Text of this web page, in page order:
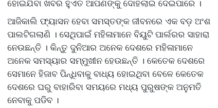
ହୋଇଯିବା ଖବର ହୁଏତ ଆପଣଙ୍କୁ ଦୋହଲାଇ ଦେଇପାରେ ।
ଆଜିକାଲି ଫ୍ୟାସନ ହେବା ସମସ୍ତଙ୍କ ଜୀବନରେ ଏକ ବଡ଼ ଅଂଶ
ପାଲଟିଗଲାଣି । ସେଥିପାଇଁ ମହିଳାମାନେ ବିୟୁଟି ପାର୍ଲରର ସାହାରା
ନେଉଛନ୍ତି । କିନ୍ତୁ ଦୁନିଆର ଅନେକ ଦେଶରେ ମହିଳାମାନେ
ଅନେକ ସମସ୍ୟାର ସମ୍ମୁଖୀନ ହେଉଛନ୍ତି । କେତେକ ଦେଶରେ
ସେମାନେ ହିଜାବ ପିନ୍ଧିବାକୁ ବାଧ୍ୟ ହୋଇଥିବା ବେଳେ କେତେକ
ଦେଶରେ ଘରୁ ବାହାରିବା ସମୟରେ ମଧ୍ୟ ପୁରୁଷଙ୍କ ଅନୁମତି
ନେବାକୁ ପଡିବ ।